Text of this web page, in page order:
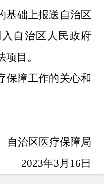
基础上报送自治区
自治区人民政府
目。
保障工作的关心和
自治区医疗保障局
2023年3月16日